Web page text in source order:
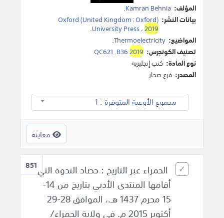
المؤلف: Kamran Behnia
.
بيانات النشر: (Oxford (United Kingdom
:Oxford
University Press،2019
.
المواضيع: Thermoelectricity
.
تصنيف الكونجرس:
QC621 .B362019
نوع المادة: كتب إنجليزية
المصدر: فرع صحار
مجموع الأوعية المتوفرة : 1
معاينة
851الحمراء عبر التاريخ : حصاد الندوة التي
أقامها المنتدى الأدبي بتاريخ من 14-
15 محرم 1437 هـ.، الموافق 28-29
أكتوبر 2015 م. في ولاية الحمراء/